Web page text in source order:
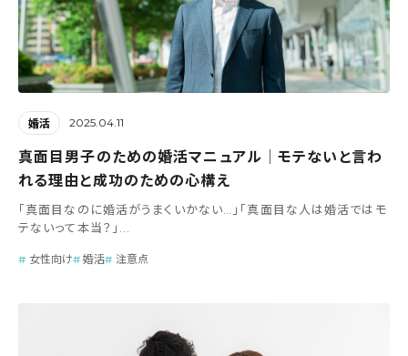
婚活 2025.04.11
真面目男子のための婚活マニュアル│モテないと言わ
れる理由と成功のための心構え
「真面目なのに婚活がうまくいかない…」「真面目な人は婚活ではモ
テないって本当？」...
女性向け 婚活 注意点